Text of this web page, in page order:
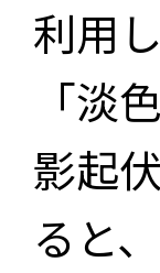
利用
「淡
影起
ると